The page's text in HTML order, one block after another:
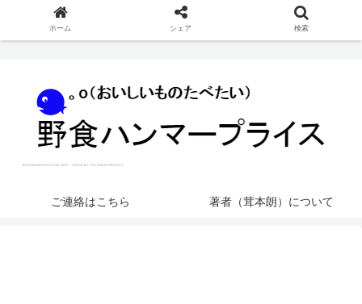
ご連絡はこちら 著者（茸本朗）について
ホーム シェア 検索